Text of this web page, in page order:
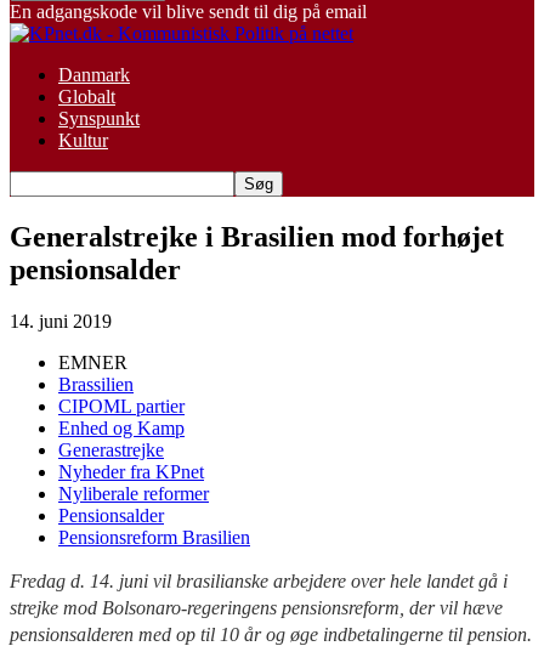
En adgangskode vil blive sendt til dig på email
Danmark
Globalt
Synspunkt
Kultur
Generalstrejke i Brasilien mod forhøjet
pensionsalder
14. juni 2019
EMNER
Brassilien
CIPOML partier
Enhed og Kamp
Generastrejke
Nyheder fra KPnet
Nyliberale reformer
Pensionsalder
Pensionsreform Brasilien
Fredag d. 14. juni vil brasilianske arbejdere over hele landet gå i
strejke mod Bolsonaro-regeringens pensionsreform, der vil hæve
pensionsalderen med op til 10 år og øge indbetalingerne til pension.